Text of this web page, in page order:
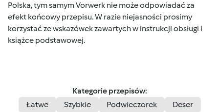
Polska, tym samym Vorwerk nie może odpowiadać za
efekt końcowy przepisu. W razie niejasności prosimy
korzystać ze wskazówek zawartych w instrukcji obsługi i
książce podstawowej.
Kategorie przepisów:
Łatwe
Szybkie Podwieczorek
Deser